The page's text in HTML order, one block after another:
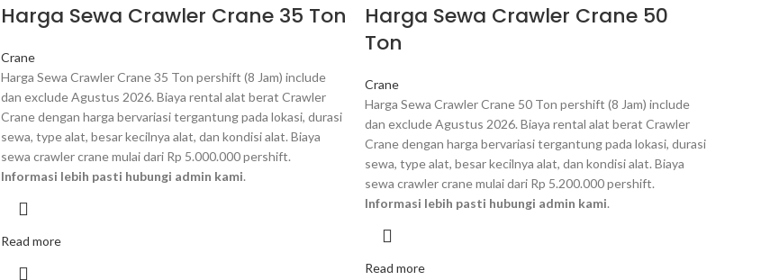
Harga Sewa Crawler Crane 35 Ton
Crane
Harga Sewa Crawler Crane 35 Ton pershift (8 Jam) include
dan exclude Agustus 2026. Biaya rental alat berat Crawler
Crane dengan harga bervariasi tergantung pada lokasi, durasi
sewa, type alat, besar kecilnya alat, dan kondisi alat. Biaya
sewa crawler crane mulai dari Rp 5.000.000 pershift.
Informasi lebih pasti hubungi admin kami.
Read more
Harga Sewa Crawler Crane 50
Ton
Crane
Harga Sewa Crawler Crane 50 Ton pershift (8 Jam) include
dan exclude Agustus 2026. Biaya rental alat berat Crawler
Crane dengan harga bervariasi tergantung pada lokasi, durasi
sewa, type alat, besar kecilnya alat, dan kondisi alat. Biaya
sewa crawler crane mulai dari Rp 5.200.000 pershift.
Informasi lebih pasti hubungi admin kami.
Read more